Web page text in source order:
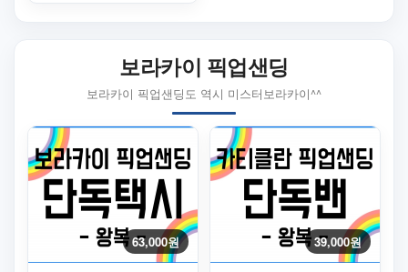
보라카이 픽업샌딩
보라카이 픽업샌딩도 역시 미스터보라카이^^
63,000원 39,000원